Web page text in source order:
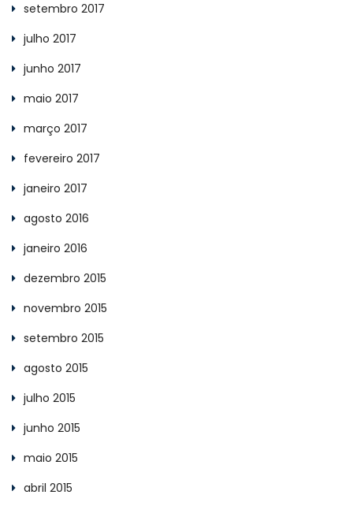
setembro 2017
julho 2017
junho 2017
maio 2017
março 2017
fevereiro 2017
janeiro 2017
agosto 2016
janeiro 2016
dezembro 2015
novembro 2015
setembro 2015
agosto 2015
julho 2015
junho 2015
maio 2015
abril 2015